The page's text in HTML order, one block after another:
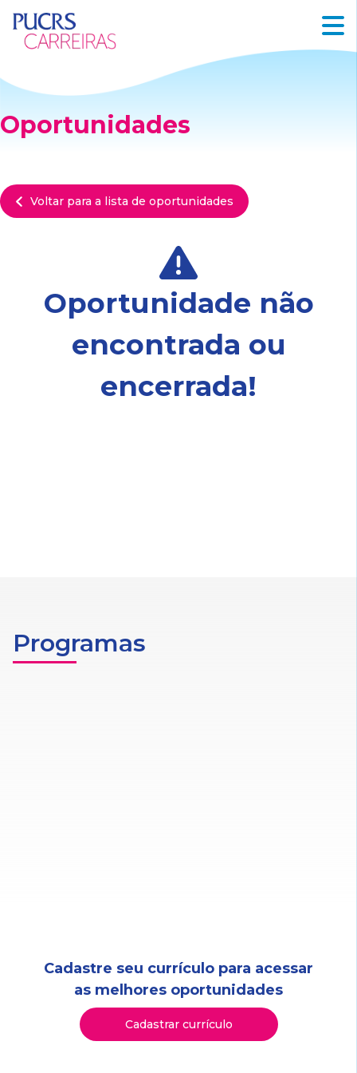
Oportunidades
Voltar para a lista de oportunidades
Oportunidade não
encontrada ou
encerrada!
Programas
Cadastre seu currículo para acessar
as melhores oportunidades
Cadastrar currículo